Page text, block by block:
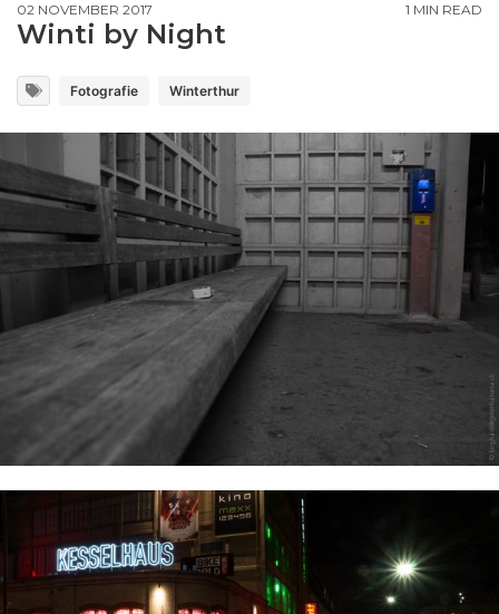
02 NOVEMBER 2017 1 MIN READ
Winti by Night
Fotografie Winterthur